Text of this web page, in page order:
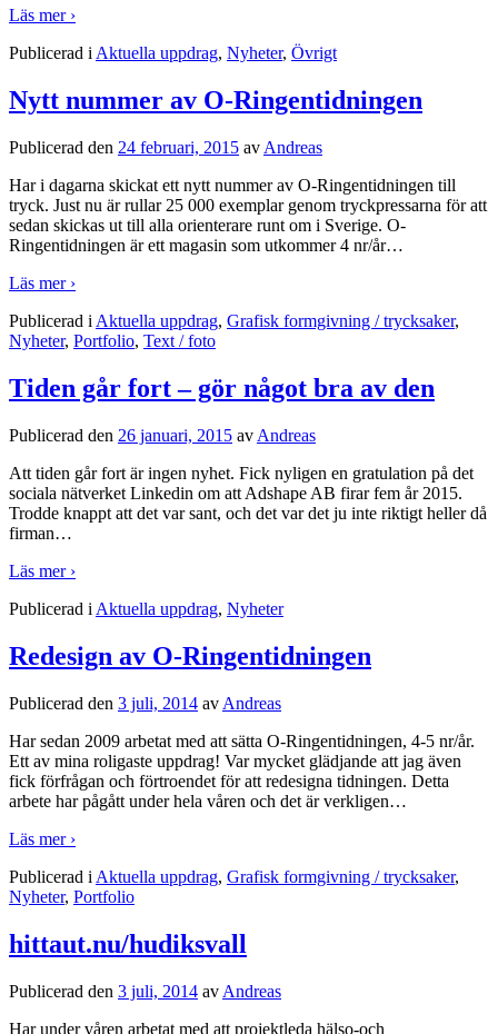
Läs mer ›
Publicerad i Aktuella uppdrag, Nyheter, Övrigt
Nytt nummer av O-Ringentidningen
Publicerad den 24 februari, 2015 av Andreas
Har i dagarna skickat ett nytt nummer av O-Ringentidningen till
tryck. Just nu är rullar 25 000 exemplar genom tryckpressarna för att
sedan skickas ut till alla orienterare runt om i Sverige. O-
Ringentidningen är ett magasin som utkommer 4 nr/år…
Läs mer ›
Publicerad i Aktuella uppdrag, Grafisk formgivning / trycksaker,
Nyheter, Portfolio, Text / foto
Tiden går fort – gör något bra av den
Publicerad den 26 januari, 2015 av Andreas
Att tiden går fort är ingen nyhet. Fick nyligen en gratulation på det
sociala nätverket Linkedin om att Adshape AB firar fem år 2015.
Trodde knappt att det var sant, och det var det ju inte riktigt heller då
firman…
Läs mer ›
Publicerad i Aktuella uppdrag, Nyheter
Redesign av O-Ringentidningen
Publicerad den 3 juli, 2014 av Andreas
Har sedan 2009 arbetat med att sätta O-Ringentidningen, 4-5 nr/år.
Ett av mina roligaste uppdrag! Var mycket glädjande att jag även
fick förfrågan och förtroendet för att redesigna tidningen. Detta
arbete har pågått under hela våren och det är verkligen…
Läs mer ›
Publicerad i Aktuella uppdrag, Grafisk formgivning / trycksaker,
Nyheter, Portfolio
hittaut.nu/hudiksvall
Publicerad den 3 juli, 2014 av Andreas
Har under våren arbetat med att projektleda hälso-och